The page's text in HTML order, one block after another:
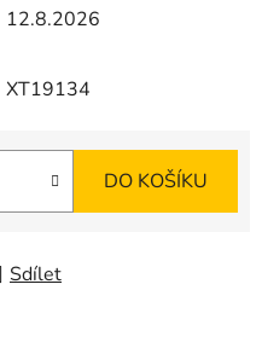
12.8.2026
XT19134
DO KOŠÍKU
Sdílet